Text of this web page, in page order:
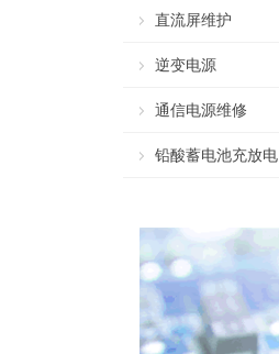
直流屏维护
逆变电源
通信电源维修
铅酸蓄电池充放电